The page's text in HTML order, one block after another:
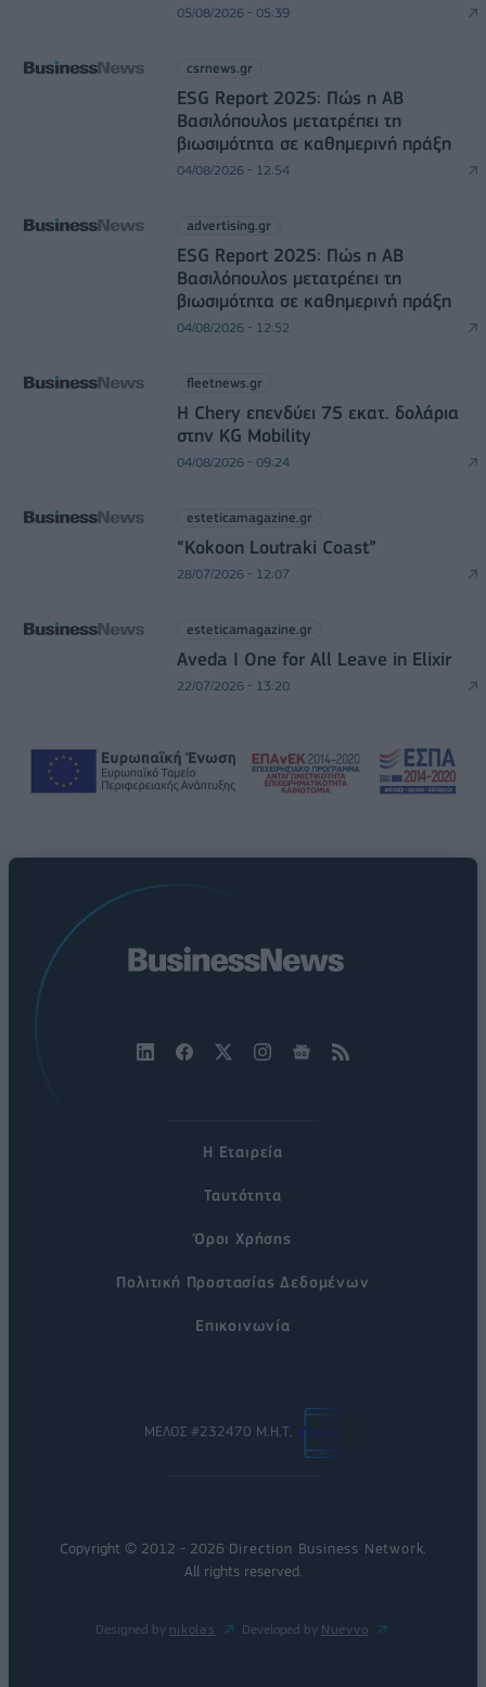
05/08/2026 - 05:39
csrnews.gr
ESG Report 2025: Πώς η ΑΒ
Βασιλόπουλος μετατρέπει τη
βιωσιμότητα σε καθημερινή πράξη
04/08/2026 - 12:54
advertising.gr
ESG Report 2025: Πώς η ΑΒ
Βασιλόπουλος μετατρέπει τη
βιωσιμότητα σε καθημερινή πράξη
04/08/2026 - 12:52
fleetnews.gr
Η Chery επενδύει 75 εκατ. δολάρια
στην KG Mobility
04/08/2026 - 09:24
esteticamagazine.gr
“Kokoon Loutraki Coast”
28/07/2026 - 12:07
esteticamagazine.gr
Aveda I One for All Leave in Elixir
22/07/2026 - 13:20
Η Εταιρεία
Ταυτότητα
Όροι Χρήσης
Πολιτική Προστασίας Δεδομένων
Επικοινωνία
ΜΕΛΟΣ #232470 Μ.Η.Τ.
Copyright © 2012 - 2026 Direction Business Network
All rights reserved.
Designed by nikolas Developed by Nuevvo